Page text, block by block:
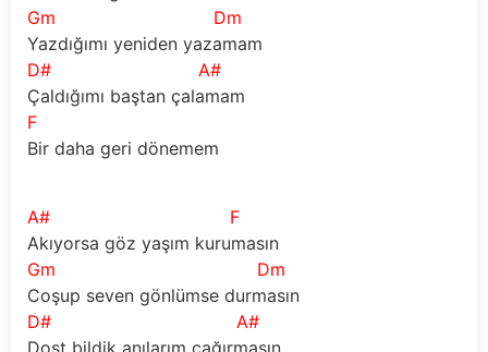
Gm
Dm
Yazdığımı yeniden yazamam
D#
A#
Çaldığımı baştan çalamam
F
Bir daha geri dönemem
A#
F
Akıyorsa göz yaşım kurumasın
Gm
Dm
Coşup seven gönlümse durmasın
D#
A#
Dost bildik anılarım çağırmasın